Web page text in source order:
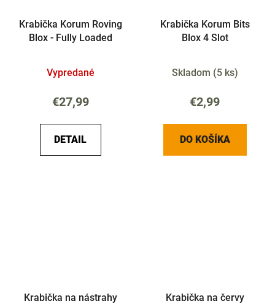
Krabička Korum Roving
Blox - Fully Loaded
Vypredané
€27,99
DETAIL
Krabička Korum Bits
Blox 4 Slot
Skladom (5 ks)
€2,99
DO KOŠÍKA
Krabička na nástrahy
Krabička na červy